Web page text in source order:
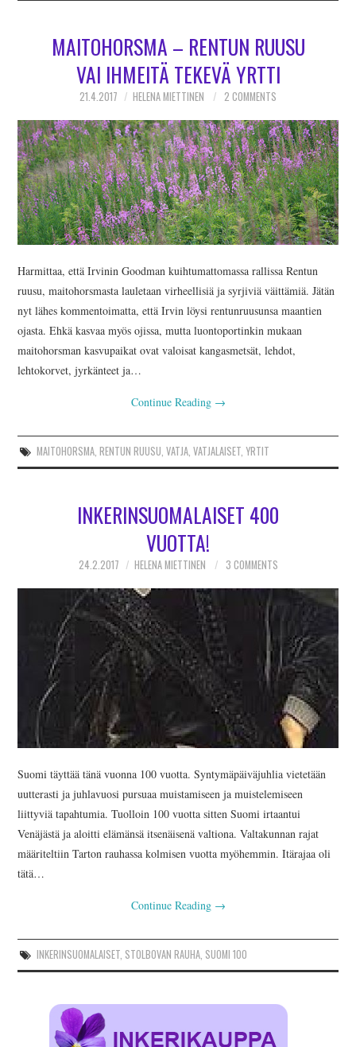
MAITOHORSMA – RENTUN RUUSU
VAI IHMEITÄ TEKEVÄ YRTTI
21.4.2017 HELENA MIETTINEN 2 COMMENTS
Harmittaa, että Irvinin Goodman kuihtumattomassa rallissa Rentun
ruusu, maitohorsmasta lauletaan virheellisiä ja syrjiviä väittämiä. Jätän
nyt lähes kommentoimatta, että Irvin löysi rentunruusunsa maantien
ojasta. Ehkä kasvaa myös ojissa, mutta luontoportinkin mukaan
maitohorsman kasvupaikat ovat valoisat kangasmetsät, lehdot,
lehtokorvet, jyrkänteet ja…
Continue Reading →
MAITOHORSMA, RENTUN RUUSU, VATJA, VATJALAISET, YRTIT
INKERINSUOMALAISET 400
VUOTTA!
24.2.2017 HELENA MIETTINEN 3 COMMENTS
Suomi täyttää tänä vuonna 100 vuotta. Syntymäpäiväjuhlia vietetään
uutterasti ja juhlavuosi pursuaa muistamiseen ja muistelemiseen
liittyviä tapahtumia. Tuolloin 100 vuotta sitten Suomi irtaantui
Venäjästä ja aloitti elämänsä itsenäisenä valtiona. Valtakunnan rajat
määriteltiin Tarton rauhassa kolmisen vuotta myöhemmin. Itärajaa oli
tätä…
Continue Reading →
INKERINSUOMALAISET, STOLBOVAN RAUHA, SUOMI 100